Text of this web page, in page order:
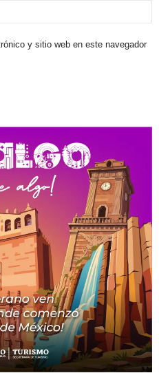
y sitio web en este navegador